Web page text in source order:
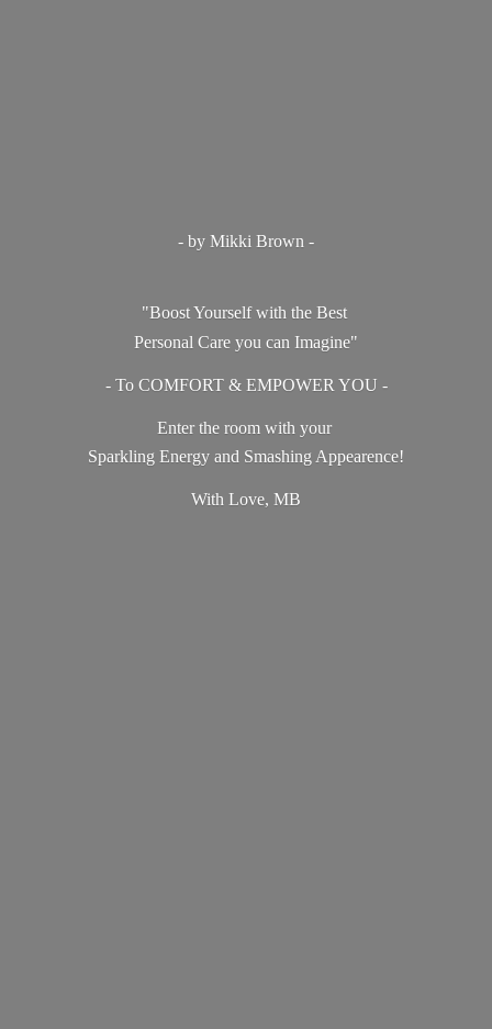
- by Mikki Brown -
"Boost Yourself with the Best
Personal Care you can Imagine"
- To COMFORT & EMPOWER YOU -
Enter the room with your
Sparkling Energy and Smashing Appearence!
With Love, MB